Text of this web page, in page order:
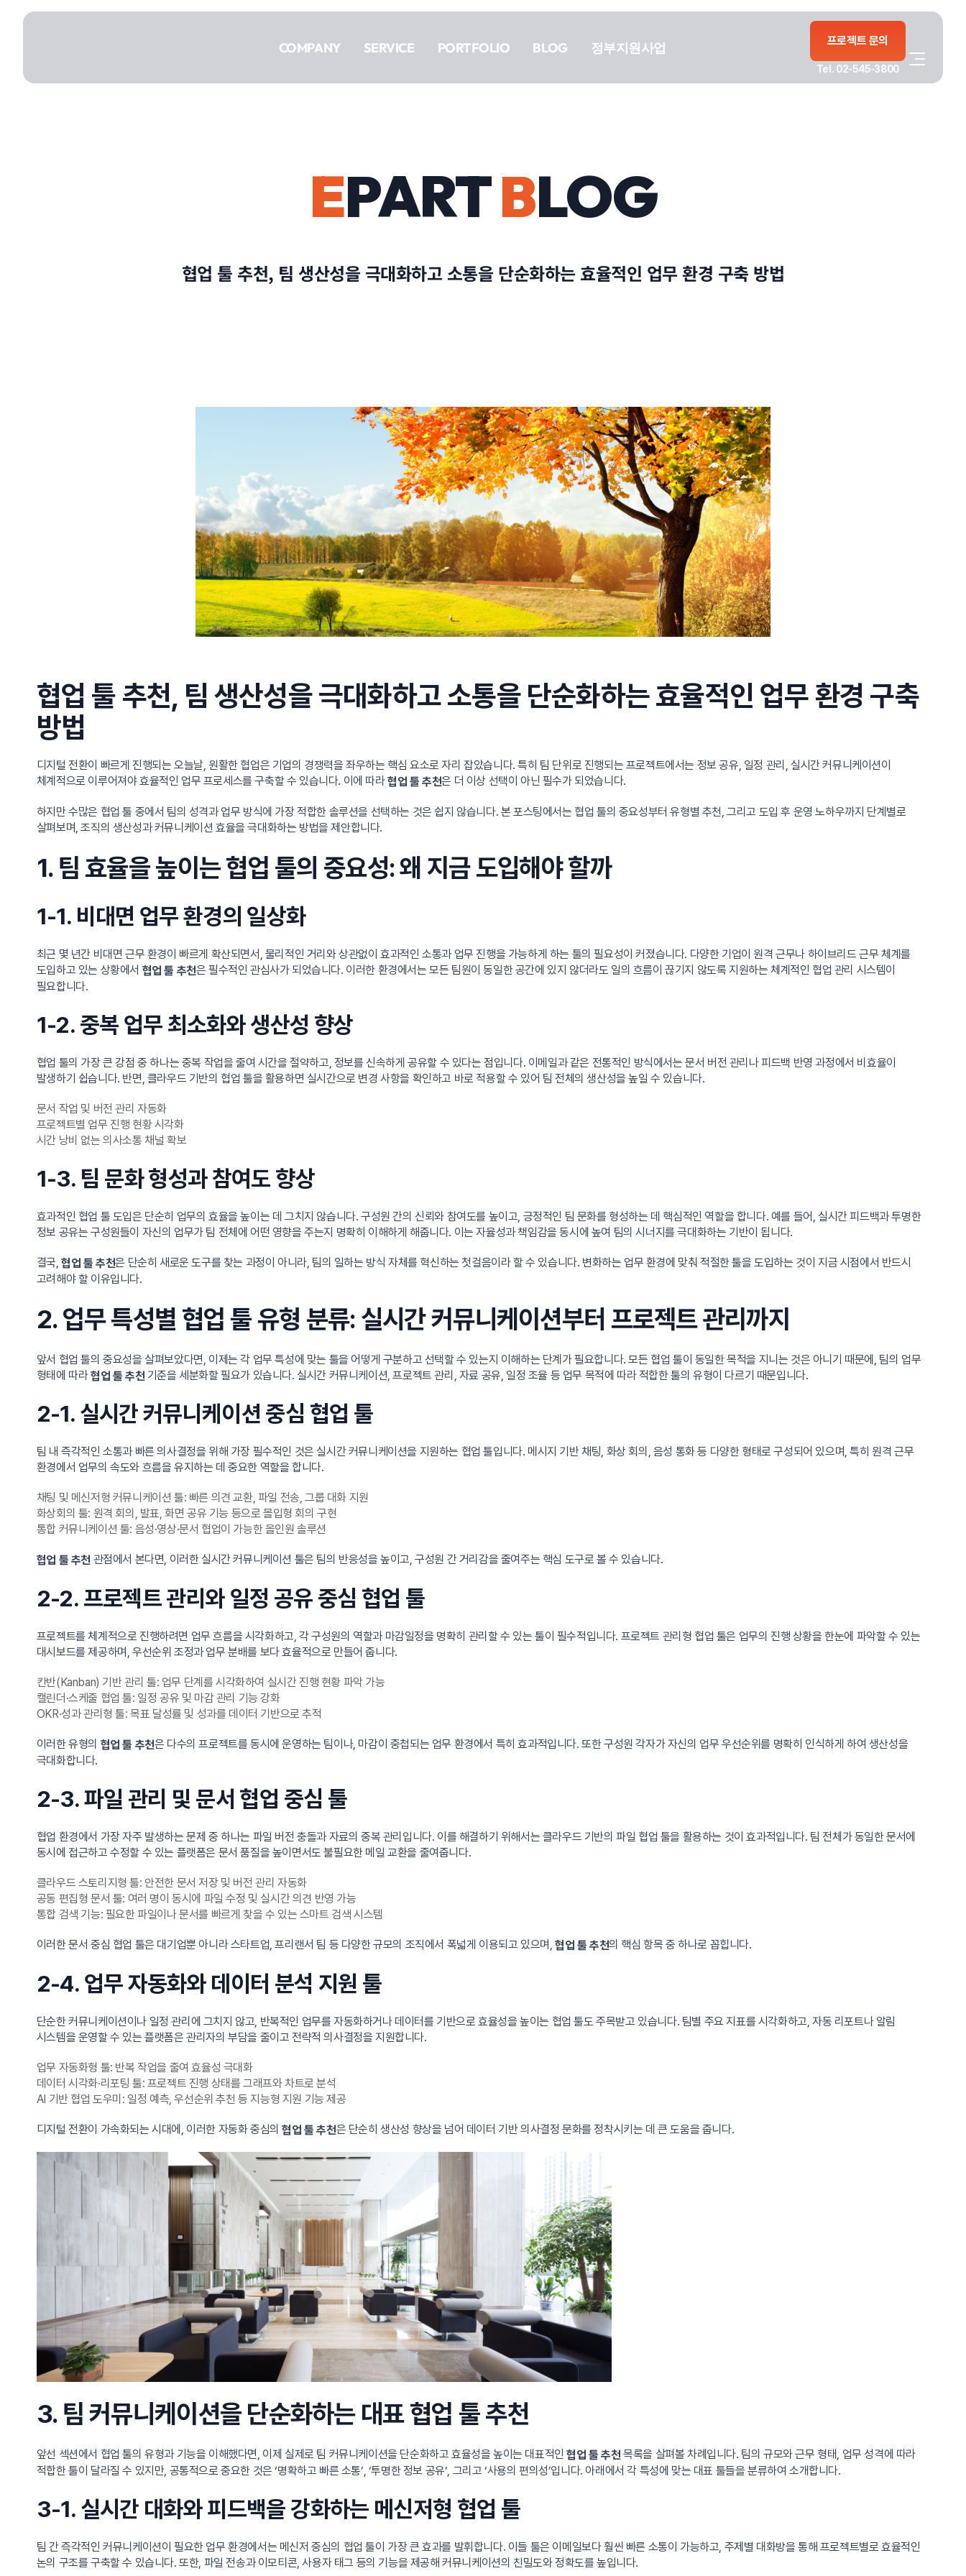
건너뛰기
COMPANY SERVICE PORTFOLIO BLOG 정부지원사업 프로젝트 문의
Tel. 02-545-3800
PORTFOLIO
정부지원사업
EPARTBLOG
협업 툴 추천, 팀 생산성을 극대화하고 소통을 단순화하는 효율적인 업무 환경 구축 방법
협업 툴 추천, 팀 생산성을 극대화하고 소통을 단순화하는 효율적인 업무 환경 구축
방법
디지털 전환이 빠르게 진행되는 오늘날, 원활한 협업은 기업의 경쟁력을 좌우하는 핵심 요소로 자리 잡았습니다. 특히 팀 단위로 진행되는 프로젝트에서는 정보 공유, 일정 관리, 실시간 커뮤니케이션이
체계적으로 이루어져야 효율적인 업무 프로세스를 구축할 수 있습니다. 이에 따라협업 툴 추천은 더 이상 선택이 아닌 필수가 되었습니다.
하지만 수많은 협업 툴 중에서 팀의 성격과 업무 방식에 가장 적합한 솔루션을 선택하는 것은 쉽지 않습니다. 본 포스팅에서는 협업 툴의 중요성부터 유형별 추천, 그리고 도입 후 운영 노하우까지 단계별로
살펴보며, 조직의 생산성과 커뮤니케이션 효율을 극대화하는 방법을 제안합니다.
1. 팀 효율을 높이는 협업 툴의 중요성: 왜 지금 도입해야 할까
1-1. 비대면 업무 환경의 일상화
최근 몇 년간 비대면 근무 환경이 빠르게 확산되면서, 물리적인 거리와 상관없이 효과적인 소통과 업무 진행을 가능하게 하는 툴의 필요성이 커졌습니다. 다양한 기업이 원격 근무나 하이브리드 근무 체계를
도입하고 있는 상황에서 협업 툴 추천은 필수적인 관심사가 되었습니다. 이러한 환경에서는 모든 팀원이 동일한 공간에 있지 않더라도 일의 흐름이 끊기지 않도록 지원하는 체계적인 협업 관리 시스템이
필요합니다.
1-2. 중복 업무 최소화와 생산성 향상
협업 툴의 가장 큰 강점 중 하나는 중복 작업을 줄여 시간을 절약하고, 정보를 신속하게 공유할 수 있다는 점입니다. 이메일과 같은 전통적인 방식에서는 문서 버전 관리나 피드백 반영 과정에서 비효율이
발생하기 쉽습니다. 반면, 클라우드 기반의 협업 툴을 활용하면 실시간으로 변경 사항을 확인하고 바로 적용할 수 있어 팀 전체의 생산성을 높일 수 있습니다.
문서 작업 및 버전 관리 자동화
프로젝트별 업무 진행 현황 시각화
시간 낭비 없는 의사소통 채널 확보
1-3. 팀 문화 형성과 참여도 향상
효과적인 협업 툴 도입은 단순히 업무의 효율을 높이는 데 그치지 않습니다. 구성원 간의 신뢰와 참여도를 높이고, 긍정적인 팀 문화를 형성하는 데 핵심적인 역할을 합니다. 예를 들어, 실시간 피드백과 투명한
정보 공유는 구성원들이 자신의 업무가 팀 전체에 어떤 영향을 주는지 명확히 이해하게 해줍니다. 이는 자율성과 책임감을 동시에 높여 팀의 시너지를 극대화하는 기반이 됩니다.
결국,협업 툴 추천은 단순히 새로운 도구를 찾는 과정이 아니라, 팀의 일하는 방식 자체를 혁신하는 첫걸음이라 할 수 있습니다. 변화하는 업무 환경에 맞춰 적절한 툴을 도입하는 것이 지금 시점에서 반드시
고려해야 할 이유입니다.
2. 업무 특성별 협업 툴 유형 분류: 실시간 커뮤니케이션부터 프로젝트 관리까지
앞서 협업 툴의 중요성을 살펴보았다면, 이제는 각 업무 특성에 맞는 툴을 어떻게 구분하고 선택할 수 있는지 이해하는 단계가 필요합니다. 모든 협업 툴이 동일한 목적을 지니는 것은 아니기 때문에, 팀의 업무
형태에 따라협업 툴 추천 기준을 세분화할 필요가 있습니다. 실시간 커뮤니케이션, 프로젝트 관리, 자료 공유, 일정 조율 등 업무 목적에 따라 적합한 툴의 유형이 다르기 때문입니다.
2-1. 실시간 커뮤니케이션 중심 협업 툴
팀 내 즉각적인 소통과 빠른 의사결정을 위해 가장 필수적인 것은 실시간 커뮤니케이션을 지원하는 협업 툴입니다. 메시지 기반 채팅, 화상 회의, 음성 통화 등 다양한 형태로 구성되어 있으며, 특히 원격 근무
환경에서 업무의 속도와 흐름을 유지하는 데 중요한 역할을 합니다.
채팅 및 메신저형 커뮤니케이션 툴: 빠른 의견 교환, 파일 전송, 그룹 대화 지원
화상회의 툴: 원격 회의, 발표, 화면 공유 기능 등으로 몰입형 회의 구현
통합 커뮤니케이션 툴: 음성·영상·문서 협업이 가능한 올인원 솔루션
협업 툴 추천 관점에서 본다면, 이러한 실시간 커뮤니케이션 툴은 팀의 반응성을 높이고, 구성원 간 거리감을 줄여주는 핵심 도구로 볼 수 있습니다.
2-2. 프로젝트 관리와 일정 공유 중심 협업 툴
프로젝트를 체계적으로 진행하려면 업무 흐름을 시각화하고, 각 구성원의 역할과 마감일정을 명확히 관리할 수 있는 툴이 필수적입니다. 프로젝트 관리형 협업 툴은 업무의 진행 상황을 한눈에 파악할 수 있는
대시보드를 제공하며, 우선순위 조정과 업무 분배를 보다 효율적으로 만들어 줍니다.
칸반(Kanban) 기반 관리 툴: 업무 단계를 시각화하여 실시간 진행 현황 파악 가능
캘린더·스케줄 협업 툴: 일정 공유 및 마감 관리 기능 강화
OKR·성과 관리형 툴: 목표 달성률 및 성과를 데이터 기반으로 추적
이러한 유형의 협업 툴 추천은 다수의 프로젝트를 동시에 운영하는 팀이나, 마감이 중첩되는 업무 환경에서 특히 효과적입니다. 또한 구성원 각자가 자신의 업무 우선순위를 명확히 인식하게 하여 생산성을
극대화합니다.
2-3. 파일 관리 및 문서 협업 중심 툴
협업 환경에서 가장 자주 발생하는 문제 중 하나는 파일 버전 충돌과 자료의 중복 관리입니다. 이를 해결하기 위해서는 클라우드 기반의 파일 협업 툴을 활용하는 것이 효과적입니다. 팀 전체가 동일한 문서에
동시에 접근하고 수정할 수 있는 플랫폼은 문서 품질을 높이면서도 불필요한 메일 교환을 줄여줍니다.
클라우드 스토리지형 툴: 안전한 문서 저장 및 버전 관리 자동화
공동 편집형 문서 툴: 여러 명이 동시에 파일 수정 및 실시간 의견 반영 가능
통합 검색 기능: 필요한 파일이나 문서를 빠르게 찾을 수 있는 스마트 검색 시스템
이러한 문서 중심 협업 툴은 대기업뿐 아니라 스타트업, 프리랜서 팀 등 다양한 규모의 조직에서 폭넓게 이용되고 있으며, 협업 툴 추천의 핵심 항목 중 하나로 꼽힙니다.
2-4. 업무 자동화와 데이터 분석 지원 툴
단순한 커뮤니케이션이나 일정 관리에 그치지 않고, 반복적인 업무를 자동화하거나 데이터를 기반으로 효율성을 높이는 협업 툴도 주목받고 있습니다. 팀별 주요 지표를 시각화하고, 자동 리포트나 알림
시스템을 운영할 수 있는 플랫폼은 관리자의 부담을 줄이고 전략적 의사결정을 지원합니다.
업무 자동화형 툴: 반복 작업을 줄여 효율성 극대화
데이터 시각화·리포팅 툴: 프로젝트 진행 상태를 그래프와 차트로 분석
AI 기반 협업 도우미: 일정 예측, 우선순위 추천 등 지능형 지원 기능 제공
디지털 전환이 가속화되는 시대에, 이러한 자동화 중심의협업 툴 추천은 단순히 생산성 향상을 넘어 데이터 기반 의사결정 문화를 정착시키는 데 큰 도움을 줍니다.
3. 팀 커뮤니케이션을 단순화하는 대표 협업 툴 추천
앞선 섹션에서 협업 툴의 유형과 기능을 이해했다면, 이제 실제로 팀 커뮤니케이션을 단순화하고 효율성을 높이는 대표적인협업 툴 추천목록을 살펴볼 차례입니다. 팀의 규모와 근무 형태, 업무 성격에 따라
적합한 툴이 달라질 수 있지만, 공통적으로 중요한 것은 ‘명확하고 빠른 소통’, ‘투명한 정보 공유’, 그리고 ‘사용의 편의성’입니다. 아래에서 각 특성에 맞는 대표 툴들을 분류하여 소개합니다.
3-1. 실시간 대화와 피드백을 강화하는 메신저형 협업 툴
팀 간 즉각적인 커뮤니케이션이 필요한 업무 환경에서는 메신저 중심의 협업 툴이 가장 큰 효과를 발휘합니다. 이들 툴은 이메일보다 훨씬 빠른 소통이 가능하고, 주제별 대화방을 통해 프로젝트별로 효율적인
논의 구조를 구축할 수 있습니다. 또한, 파일 전송과 이모티콘, 사용자 태그 등의 기능을 제공해 커뮤니케이션의 친밀도와 정확도를 높입니다.